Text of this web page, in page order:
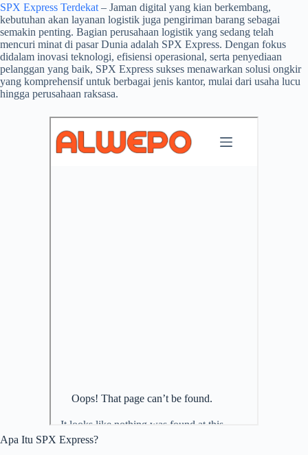
SPX Express Terdekat – Jaman digital yang kian berkembang,
kebutuhan akan layanan logistik juga pengiriman barang sebagai
semakin penting. Bagian perusahaan logistik yang sedang telah
mencuri minat di pasar Dunia adalah SPX Express. Dengan fokus
didalam inovasi teknologi, efisiensi operasional, serta penyediaan
pelanggan yang baik, SPX Express sukses menawarkan solusi ongkir
yang komprehensif untuk berbagai jenis kantor, mulai dari usaha lucu
hingga perusahaan raksasa.
Apa Itu SPX Express?